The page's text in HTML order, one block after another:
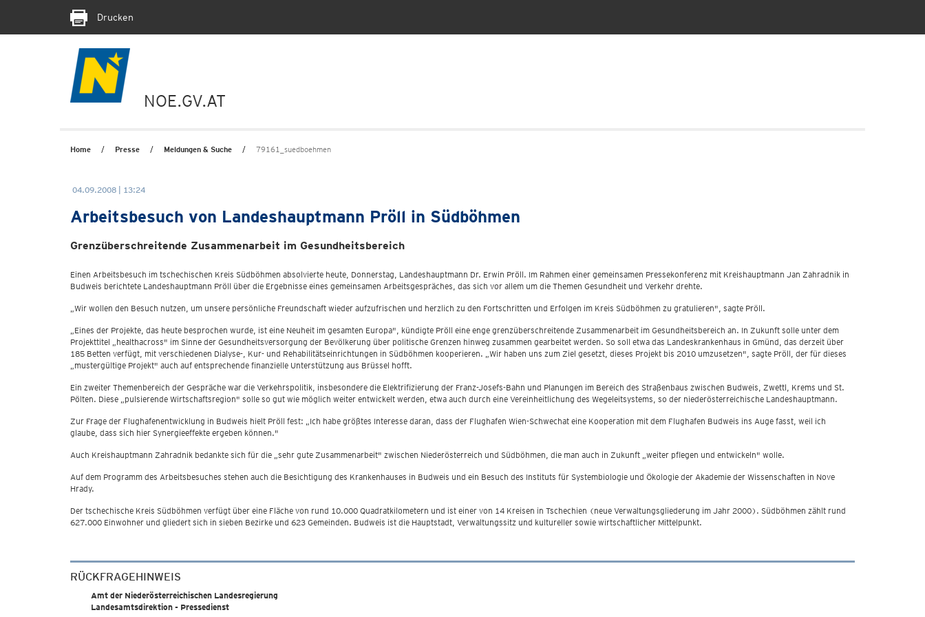
Drucken
NOE.GV.AT
Home Presse Meldungen & Suche 79161_suedboehmen
04.09.2008 | 13:24
Arbeitsbesuch von Landeshauptmann Pröll in Südböhmen
Grenzüberschreitende Zusammenarbeit im Gesundheitsbereich
Einen Arbeitsbesuch im tschechischen Kreis Südböhmen absolvierte heute, Donnerstag, Landeshauptmann Dr. Erwin Pröll. Im Rahmen einer gemeinsamen Pressekonferenz mit Kreishauptmann Jan Zahradnik in
Budweis berichtete Landeshauptmann Pröll über die Ergebnisse eines gemeinsamen Arbeitsgespräches, das sich vor allem um die Themen Gesundheit und Verkehr drehte.
„Wir wollen den Besuch nutzen, um unsere persönliche Freundschaft wieder aufzufrischen und herzlich zu den Fortschritten und Erfolgen im Kreis Südböhmen zu gratulieren", sagte Pröll.
„Eines der Projekte, das heute besprochen wurde, ist eine Neuheit im gesamten Europa", kündigte Pröll eine enge grenzüberschreitende Zusammenarbeit im Gesundheitsbereich an. In Zukunft solle unter dem
Projekttitel „healthacross" im Sinne der Gesundheitsversorgung der Bevölkerung über politische Grenzen hinweg zusammen gearbeitet werden. So soll etwa das Landeskrankenhaus in Gmünd, das derzeit über
185 Betten verfügt, mit verschiedenen Dialyse-, Kur- und Rehabilitätseinrichtungen in Südböhmen kooperieren. „Wir haben uns zum Ziel gesetzt, dieses Projekt bis 2010 umzusetzen", sagte Pröll, der für dieses
„mustergültige Projekt" auch auf entsprechende finanzielle Unterstützung aus Brüssel hofft.
Ein zweiter Themenbereich der Gespräche war die Verkehrspolitik, insbesondere die Elektrifizierung der Franz-Josefs-Bahn und Planungen im Bereich des Straßenbaus zwischen Budweis, Zwettl, Krems und St.
Pölten. Diese „pulsierende Wirtschaftsregion" solle so gut wie möglich weiter entwickelt werden, etwa auch durch eine Vereinheitlichung des Wegeleitsystems, so der niederösterreichische Landeshauptmann.
Zur Frage der Flughafenentwicklung in Budweis hielt Pröll fest: „Ich habe größtes Interesse daran, dass der Flughafen Wien-Schwechat eine Kooperation mit dem Flughafen Budweis ins Auge fasst, weil ich
glaube, dass sich hier Synergieeffekte ergeben können."
Auch Kreishauptmann Zahradnik bedankte sich für die „sehr gute Zusammenarbeit" zwischen Niederösterreich und Südböhmen, die man auch in Zukunft „weiter pflegen und entwickeln" wolle.
Auf dem Programm des Arbeitsbesuches stehen auch die Besichtigung des Krankenhauses in Budweis und ein Besuch des Instituts für Systembiologie und Ökologie der Akademie der Wissenschaften in Nove
Hrady.
Der tschechische Kreis Südböhmen verfügt über eine Fläche von rund 10.000 Quadratkilometern und ist einer von 14 Kreisen in Tschechien (neue Verwaltungsgliederung im Jahr 2000). Südböhmen zählt rund
627.000 Einwohner und gliedert sich in sieben Bezirke und 623 Gemeinden. Budweis ist die Hauptstadt, Verwaltungssitz und kultureller sowie wirtschaftlicher Mittelpunkt.
RÜCKFRAGEHINWEIS
Amt der Niederösterreichischen Landesregierung
Landesamtsdirektion - Pressedienst